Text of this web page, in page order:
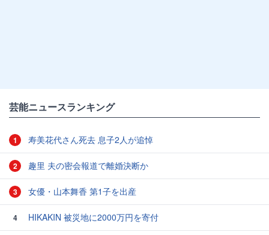
芸能ニュースランキング
1 寿美花代さん死去 息子2人が追悼
2 趣里 夫の密会報道で離婚決断か
3 女優・山本舞香 第1子を出産
4 HIKAKIN 被災地に2000万円を寄付